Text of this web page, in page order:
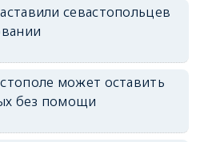
севастопольцев
может оставить
без помощи